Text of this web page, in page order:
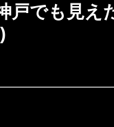
戸でも見え